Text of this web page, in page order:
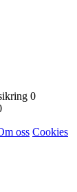
0
oss Cookies